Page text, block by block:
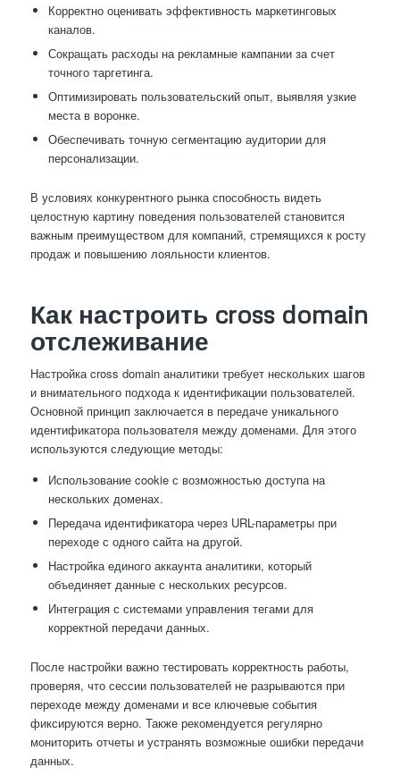
Корректно оценивать эффективность маркетинговых
каналов.
Сокращать расходы на рекламные кампании за счет
точного таргетинга.
Оптимизировать пользовательский опыт, выявляя узкие
места в воронке.
Обеспечивать точную сегментацию аудитории для
персонализации.
В условиях конкурентного рынка способность видеть
целостную картину поведения пользователей становится
важным преимуществом для компаний, стремящихся к росту
продаж и повышению лояльности клиентов.
Как настроить cross domain
отслеживание
Настройка cross domain аналитики требует нескольких шагов
и внимательного подхода к идентификации пользователей.
Основной принцип заключается в передаче уникального
идентификатора пользователя между доменами. Для этого
используются следующие методы:
Использование cookie с возможностью доступа на
нескольких доменах.
Передача идентификатора через URL-параметры при
переходе с одного сайта на другой.
Настройка единого аккаунта аналитики, который
объединяет данные с нескольких ресурсов.
Интеграция с системами управления тегами для
корректной передачи данных.
После настройки важно тестировать корректность работы,
проверяя, что сессии пользователей не разрываются при
переходе между доменами и все ключевые события
фиксируются верно. Также рекомендуется регулярно
мониторить отчеты и устранять возможные ошибки передачи
данных.